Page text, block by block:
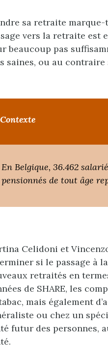
sa retraite
vers la retraite est
beaucoup pas
saines, ou au
Contexte
En Belgique, 36.462
pensionnés de tout âge
Celidoni et
si le passage à
retraités en
de SHARE, les
mais également
ou chez un
futur des personnes,